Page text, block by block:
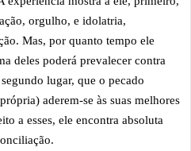
orgulho, e idolatria,
Mas, por quanto tempo ele
deles poderá prevalecer contra
lugar, que o pecado
aderem-se às suas melhores
a esses, ele encontra absoluta